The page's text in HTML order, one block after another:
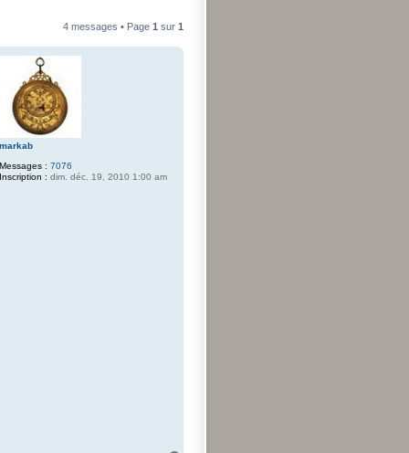
4 messages • Page 1 sur 1
markab
Messages : 7076
Inscription : dim. déc. 19, 2010 1:00 am